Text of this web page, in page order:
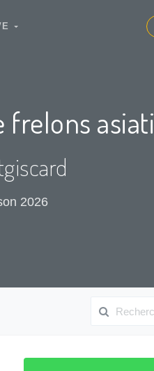
frelons
2026